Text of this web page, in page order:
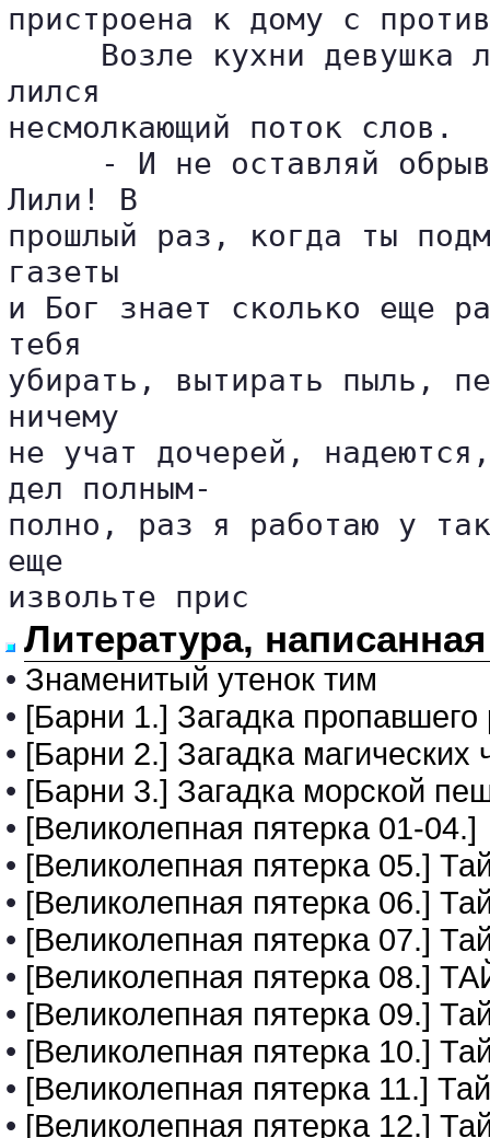
пристроена к дому с
Возле кухни девушка
лился
несмолкающий поток слов.
- И не оставляй
Лили! В
прошлый раз, когда ты
газеты
и Бог знает сколько еще
тебя
убирать, вытирать пыль,
ничему
не учат дочерей,
дел полным-
полно, раз я работаю у
еще
извольте прис
Литература,
• Знаменитый утенок тим
• [Барни 1.] Загадка пропавшего
• [Барни 2.] Загадка магических
• [Барни 3.] Загадка морской
• [Великолепная пятерка 01-04.]
• [Великолепная пятерка 05.]
• [Великолепная пятерка 06.]
• [Великолепная пятерка 07.]
• [Великолепная пятерка 08.]
• [Великолепная пятерка 09.]
• [Великолепная пятерка 10.]
• [Великолепная пятерка 11.]
• [Великолепная пятерка 12.]